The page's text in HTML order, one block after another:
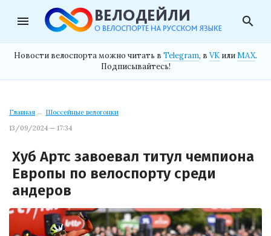
menu search
Новости велоспорта можно читать в Telegram, в VK илиMAX.
Подписывайтесь!
Главная → Шоссейные велогонки
13/09/2024 — 17:34
Хуб Артс завоевал титул чемпиона
Европы по велоспорту среди
андеров